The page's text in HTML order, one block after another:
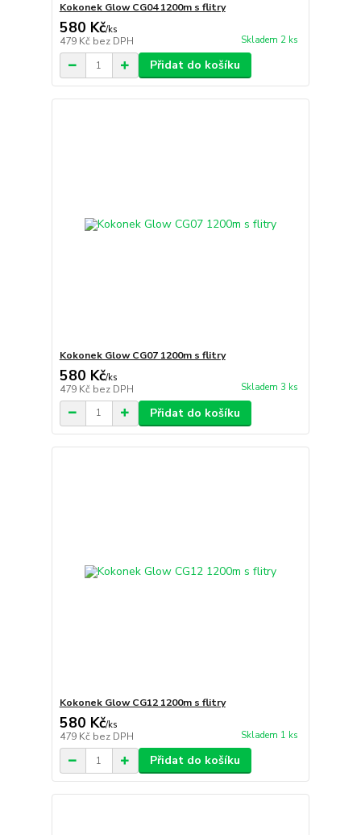
Kokonek Glow CG04 1200m s flitry
580 Kč/ks
479 Kč bez DPH Skladem 2 ks
Přidat do košíku
Kokonek Glow CG07 1200m s flitry
580 Kč/ks
479 Kč bez DPH Skladem 3 ks
Přidat do košíku
Kokonek Glow CG12 1200m s flitry
580 Kč/ks
479 Kč bez DPH Skladem 1 ks
Přidat do košíku